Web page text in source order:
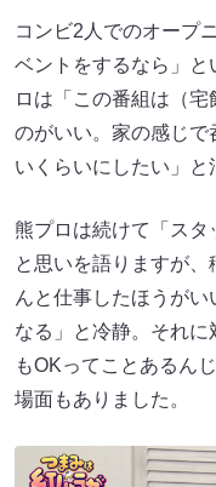
コンビ2人でのオープ
ベントをするなら」
ロは「この番組は（宅
のがいい。家の感じ
いくらいにしたい」と
熊プロは続けて「スタ
と思いを語りますが
んと仕事したほうが
なる」と冷静。それ
もOKってことあるん
場面もありました。